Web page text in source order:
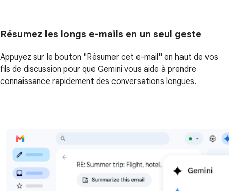
Résumez les longs e-mails en un seul geste
Appuyez sur le bouton "Résumer cet e-mail" en haut de vos
fils de discussion pour que Gemini vous aide à prendre
connaissance rapidement des conversations longues.